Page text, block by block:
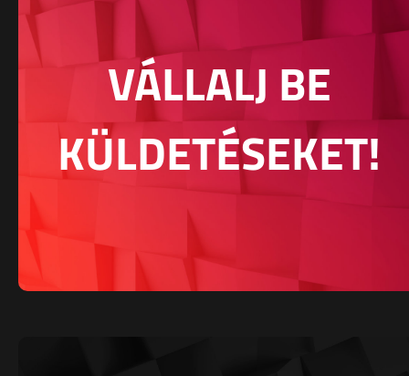
VÁLLALJ BE
KÜLDETÉSEKET!